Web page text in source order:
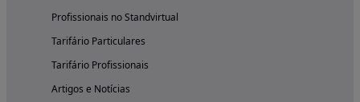
Profissionais no Standvirtual
Tarifário Particulares
Tarifário Profissionais
Artigos e Notícias